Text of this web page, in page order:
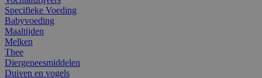
Specifieke Voeding
Babyvoeding
Maaltijden
Melken
Thee
Diergeneesmiddelen
Duiven en vogels